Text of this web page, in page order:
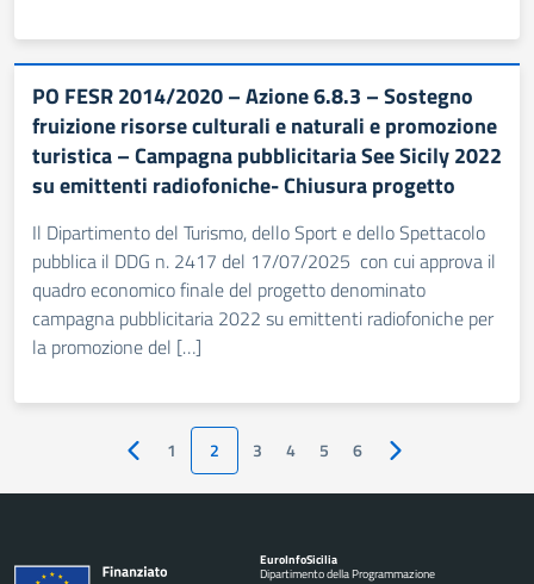
PO FESR 2014/2020 – Azione 6.8.3 – Sostegno
fruizione risorse culturali e naturali e promozione
turistica – Campagna pubblicitaria See Sicily 2022
su emittenti radiofoniche- Chiusura progetto
Il Dipartimento del Turismo, dello Sport e dello Spettacolo
pubblica il DDG n. 2417 del 17/07/2025 con cui approva il
quadro economico finale del progetto denominato
campagna pubblicitaria 2022 su emittenti radiofoniche per
la promozione del […]
Pagina precedente
1 2 3 4 5 6 Pagina successiva
EuroInfoSicilia
Dipartimento della Programmazione